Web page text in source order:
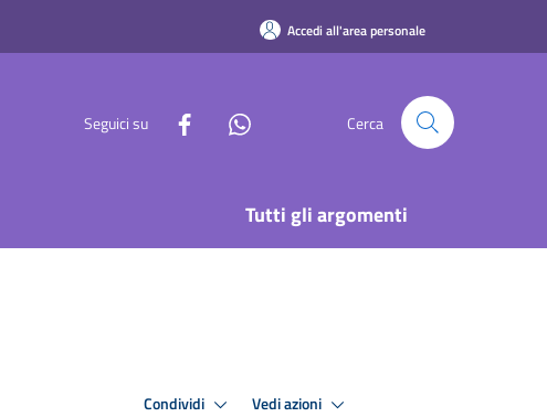
Accedi all'area personale
Seguici su Cerca
Tutti gli argomenti
Condividi Vedi azioni